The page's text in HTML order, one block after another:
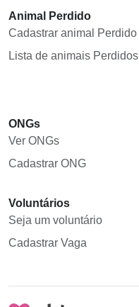
Animal Perdido
Cadastrar animal Perdido
Lista de animais Perdidos
ONGs
Ver ONGs
Cadastrar ONG
Voluntários
Seja um voluntário
Cadastrar Vaga